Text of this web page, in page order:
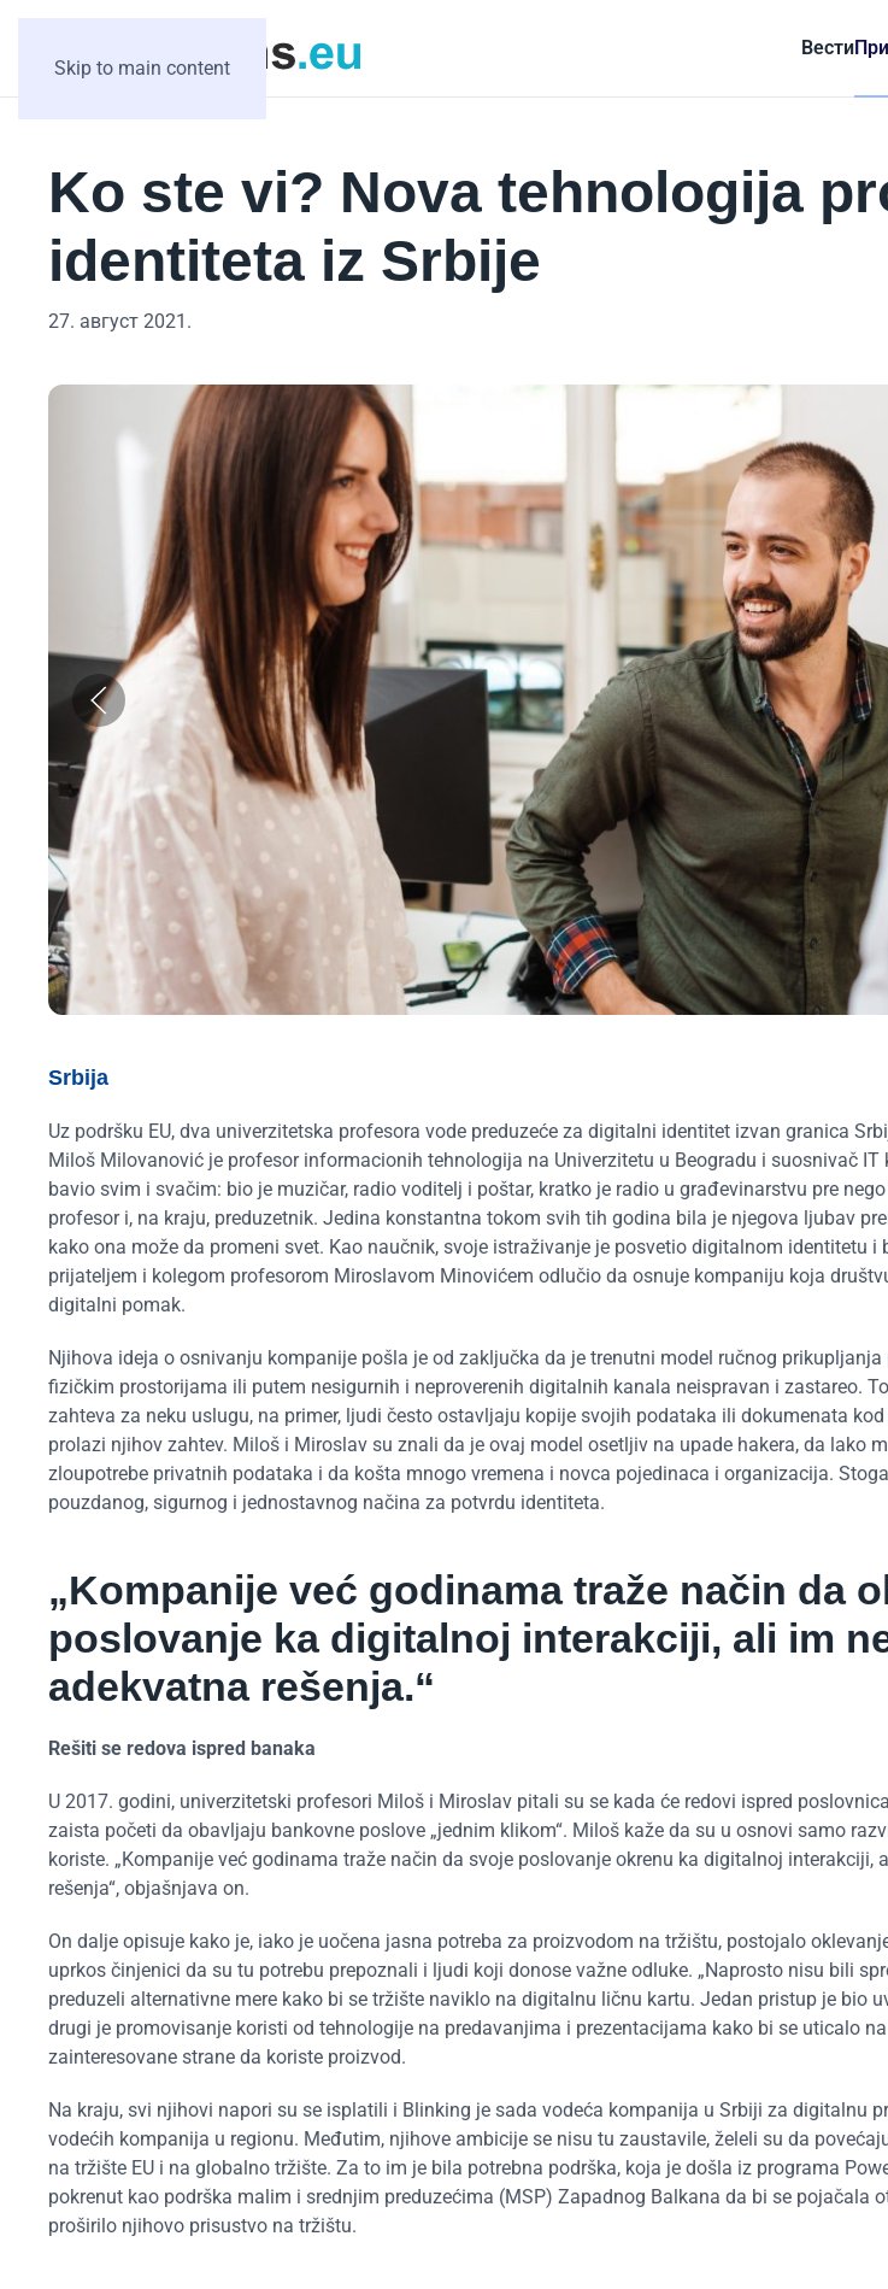
Skip to main content
Вести
Ko ste vi? Nova tehnologija
identiteta iz Srbije
27. август 2021.
Srbija
Uz podršku EU, dva univerzitetska profesora vode preduzeće za digitalni identitet izvan granica
Miloš Milovanović je profesor informacionih tehnologija na Univerzitetu u Beogradu i suosnivač IT
bavio svim i svačim: bio je muzičar, radio voditelj i poštar, kratko je radio u građevinarstvu pre
profesor i, na kraju, preduzetnik. Jedina konstantna tokom svih tih godina bila je njegova ljubav
kako ona može da promeni svet. Kao naučnik, svoje istraživanje je posvetio digitalnom identitetu i
prijateljem i kolegom profesorom Miroslavom Minovićem odlučio da osnuje kompaniju koja
digitalni pomak.
Njihova ideja o osnivanju kompanije pošla je od zaključka da je trenutni model ručnog
fizičkim prostorijama ili putem nesigurnih i neproverenih digitalnih kanala neispravan i zastareo.
zahteva za neku uslugu, na primer, ljudi često ostavljaju kopije svojih podataka ili dokumenata
prolazi njihov zahtev. Miloš i Miroslav su znali da je ovaj model osetljiv na upade hakera, da lako
zloupotrebe privatnih podataka i da košta mnogo vremena i novca pojedinaca i organizacija.
pouzdanog, sigurnog i jednostavnog načina za potvrdu identiteta.
„Kompanije već godinama traže način da
poslovanje ka digitalnoj interakciji, ali im
adekvatna rešenja.“
Rešiti se redova ispred banaka
U 2017. godini, univerzitetski profesori Miloš i Miroslav pitali su se kada će redovi ispred
zaista početi da obavljaju bankovne poslove „jednim klikom“. Miloš kaže da su u osnovi samo
koriste. „Kompanije već godinama traže način da svoje poslovanje okrenu ka digitalnoj interakciji,
rešenja“, objašnjava on.
On dalje opisuje kako je, iako je uočena jasna potreba za proizvodom na tržištu, postojalo
uprkos činjenici da su tu potrebu prepoznali i ljudi koji donose važne odluke. „Naprosto nisu bili
preduzeli alternativne mere kako bi se tržište naviklo na digitalnu ličnu kartu. Jedan pristup je bio
drugi je promovisanje koristi od tehnologije na predavanjima i prezentacijama kako bi se uticalo
zainteresovane strane da koriste proizvod.
Na kraju, svi njihovi napori su se isplatili i Blinking je sada vodeća kompanija u Srbiji za digitalnu
vodećih kompanija u regionu. Međutim, njihove ambicije se nisu tu zaustavile, želeli su da
na tržište EU i na globalno tržište. Za to im je bila potrebna podrška, koja je došla iz programa
pokrenut kao podrška malim i srednjim preduzećima (MSP) Zapadnog Balkana da bi se pojačala
proširilo njihovo prisustvo na tržištu.